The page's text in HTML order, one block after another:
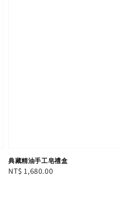
典藏精油手工皂禮盒
Regular
NT$ 1,680.00